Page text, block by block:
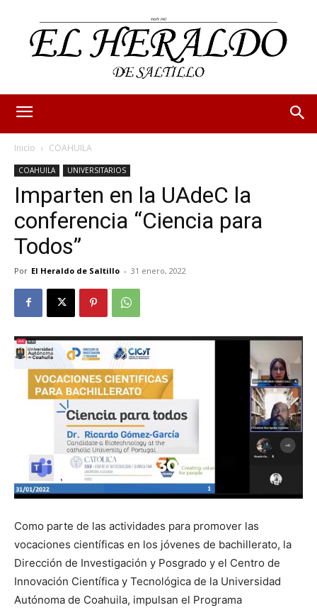
Inicio COAHUILA
COAHUILA UNIVERSITARIOS
Imparten en la UAdeC la
conferencia “Ciencia para
Todos”
Por El Heraldo de Saltillo - 31 enero, 2022
Como parte de las actividades para promover las
vocaciones científicas en los jóvenes de bachillerato, la
Dirección de Investigación y Posgrado y el Centro de
Innovación Científica y Tecnológica de la Universidad
Autónoma de Coahuila, impulsan el Programa